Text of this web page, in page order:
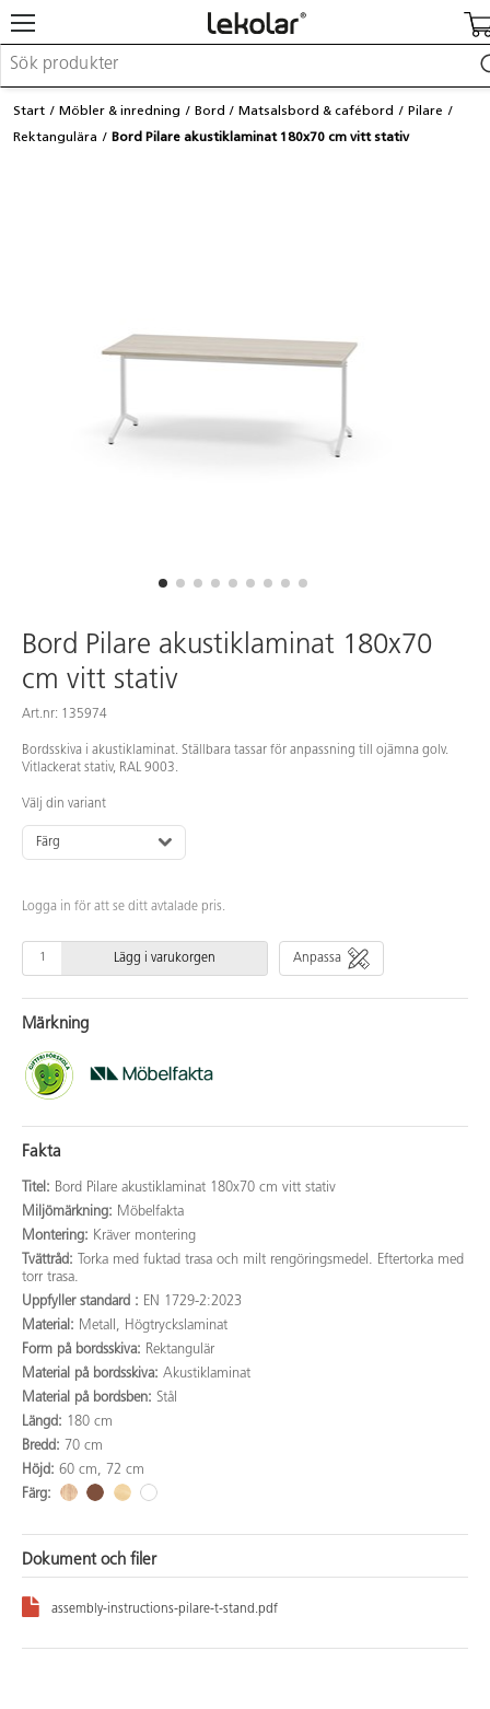
Möbler & inredning
Lekplatsutrustning & utemiljö
Hitta din säljare
Start Möbler & inredning Bord Matsalsbord & cafébord
Pilare
Rektangulära
Bord Pilare akustiklaminat 180x70 cm vitt stativ
Bord Pilare akustiklaminat 180x70
cm vitt stativ
Art.nr: 135974
Bordsskiva i akustiklaminat. Ställbara tassar för anpassning till ojämna golv.
Vitlackerat stativ, RAL 9003.
Välj din variant
Färg
Logga in för att se ditt avtalade pris.
Lägg i varukorgen Anpassa
Märkning
Fakta
Titel: Bord Pilare akustiklaminat 180x70 cm vitt stativ
Miljömärkning: Möbelfakta
Montering: Kräver montering
Tvättråd:
Torka med fuktad trasa och milt rengöringsmedel. Eftertorka med
torr trasa.
Uppfyller standard : EN 1729-2:2023
Material: Metall, Högtryckslaminat
Form på bordsskiva: Rektangulär
Material på bordsskiva: Akustiklaminat
Material på bordsben: Stål
Längd: 180 cm
Bredd: 70 cm
Höjd: 60 cm, 72 cm
Färg:
Dokument och filer
assembly-instructions-pilare-t-stand.pdf